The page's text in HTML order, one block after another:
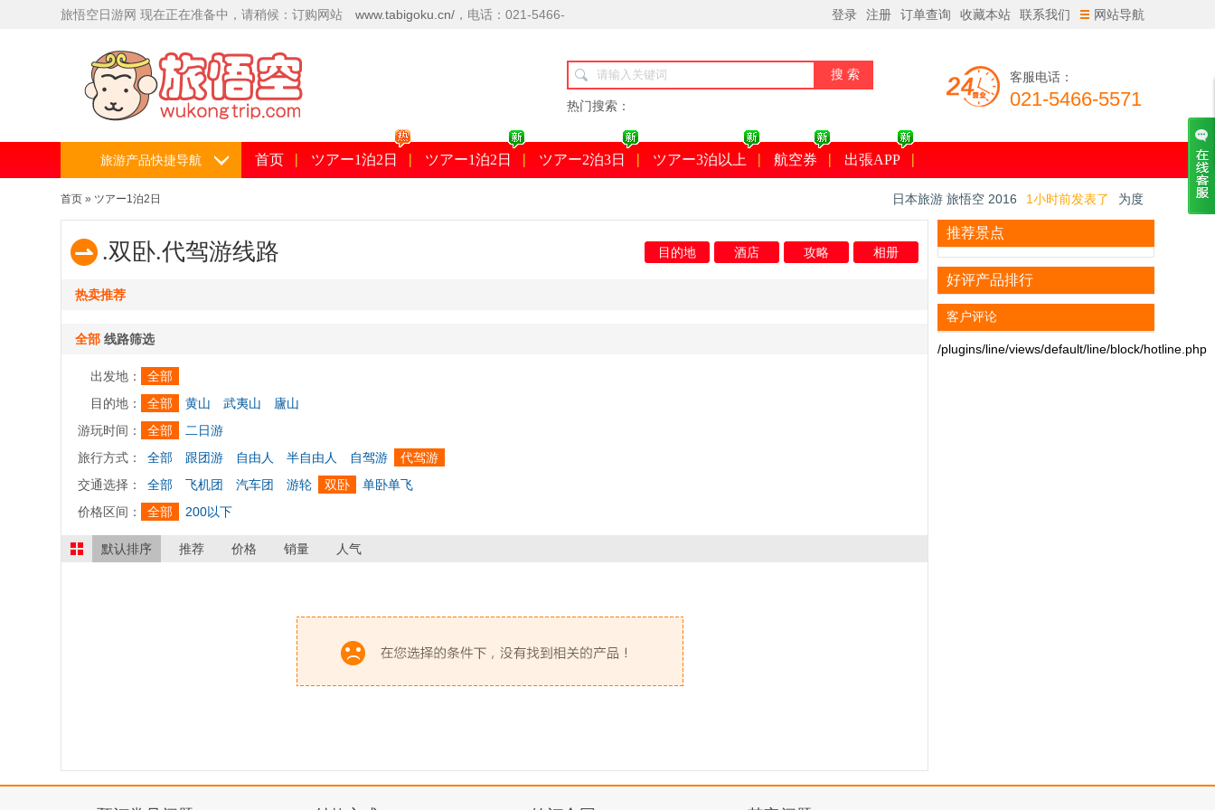
旅悟空日游网 现在正在准备中，请稍候：订购网站 www.tabigoku.cn/ ，电话：021-5466-
登录 注册 订单查询 收藏本站 联系我们 网站导航
热门搜索：
客服电话：
021-5466-5571
旅游产品快捷导航 首页 ツアー1泊2日 ツアー1泊2日 ツアー2泊3日 ツアー3泊以上 航空券 出張APP
首页 » ツアー1泊2日 日本旅游 旅悟空 2016 1小时前发表了
为度
假初访日本？体味古都在京郊
1小时前预订了
田机场 - 东京市内单程接机/送机(TEST)
日本旅游 旅悟空 2016
日本做的豪华品！全国的『看樱花露天』的温
泉旅馆7选
日本旅游 旅悟空 2016 1小时前发表了
樱花最新资讯2016
.双卧.代驾游线路 目的地 酒店 攻略 相册
热卖推荐
全部 线路筛选
出发地：
全部
目的地：
全部 黄山 武夷山
廬山
游玩时间：
全部
二日游
旅行方式：
全部 跟团游 自由人 半自由人 自驾游
代驾游
交通选择：
全部 飞机团 汽车团 游轮 双卧
单卧单飞
价格区间：
全部 200以下
默认排序 推荐 价格 销量 人气
推荐景点
好评产品排行
客户评论
/plugins/line/views/default/line/block/hotline.php